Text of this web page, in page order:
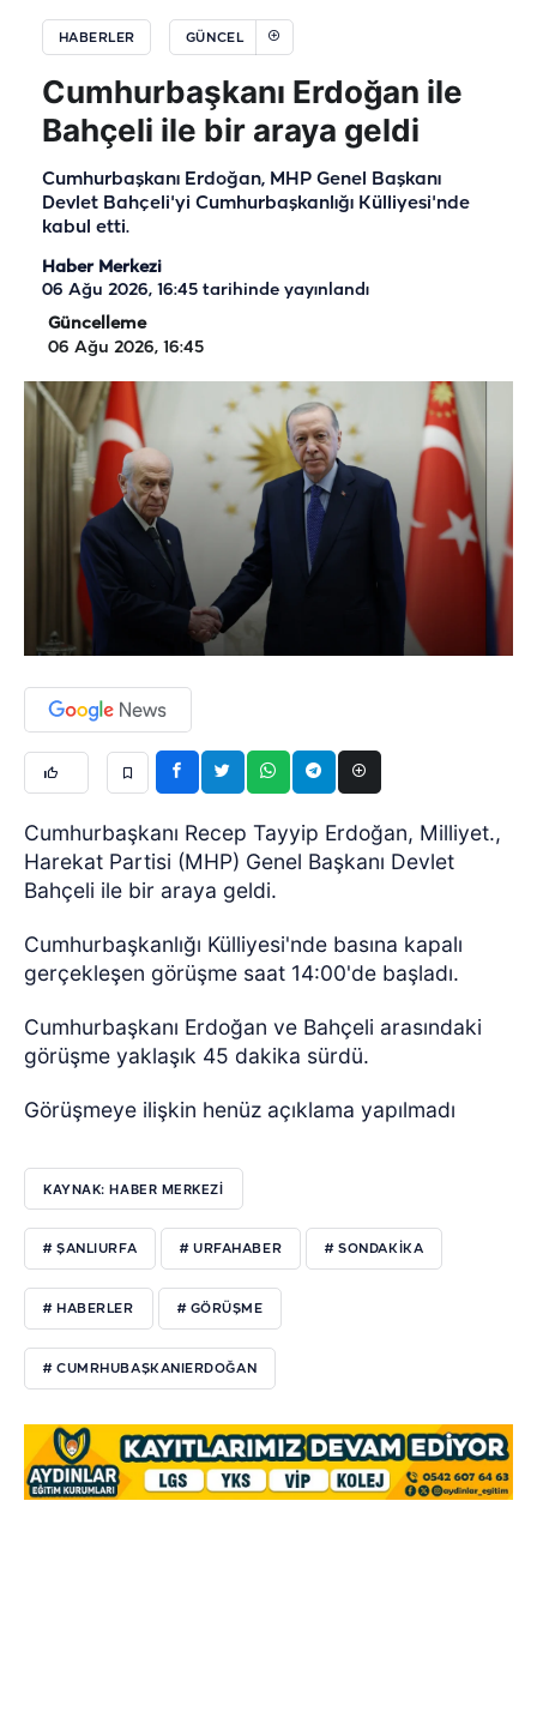
HABERLER GÜNCEL
Cumhurbaşkanı Erdoğan ile
Bahçeli ile bir araya geldi
Cumhurbaşkanı Erdoğan, MHP Genel Başkanı
Devlet Bahçeli'yi Cumhurbaşkanlığı Külliyesi'nde
kabul etti.
Haber Merkezi
06 Ağu 2026, 16:45 tarihinde yayınlandı
Güncelleme
06 Ağu 2026, 16:45
Cumhurbaşkanı Recep Tayyip Erdoğan, Milliyet.,
Harekat Partisi (MHP) Genel Başkanı Devlet
Bahçeli ile bir araya geldi.
Cumhurbaşkanlığı Külliyesi'nde basına kapalı
gerçekleşen görüşme saat 14:00'de başladı.
Cumhurbaşkanı Erdoğan ve Bahçeli arasındaki
görüşme yaklaşık 45 dakika sürdü.
Görüşmeye ilişkin henüz açıklama yapılmadı
KAYNAK: HABER MERKEZI
# ŞANLIURFA # URFAHABER # SONDAKIKA
# HABERLER # GÖRÜŞME
# CUMRHUBAŞKANIERDOĞAN